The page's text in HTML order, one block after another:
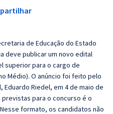
de Educação do Estado
deve publicar um novo edital
superior para o cargo de
Médio). O anúncio foi feito pelo
Riedel, em 4 de maio de
previstas para o concurso é o
formato, os candidatos não